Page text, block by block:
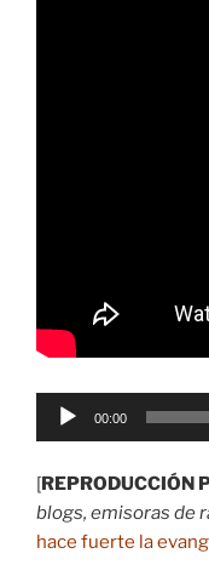
Reproductor
00:00
[REPRODUCCIÓN
blogs, emisoras de
hace fuerte la